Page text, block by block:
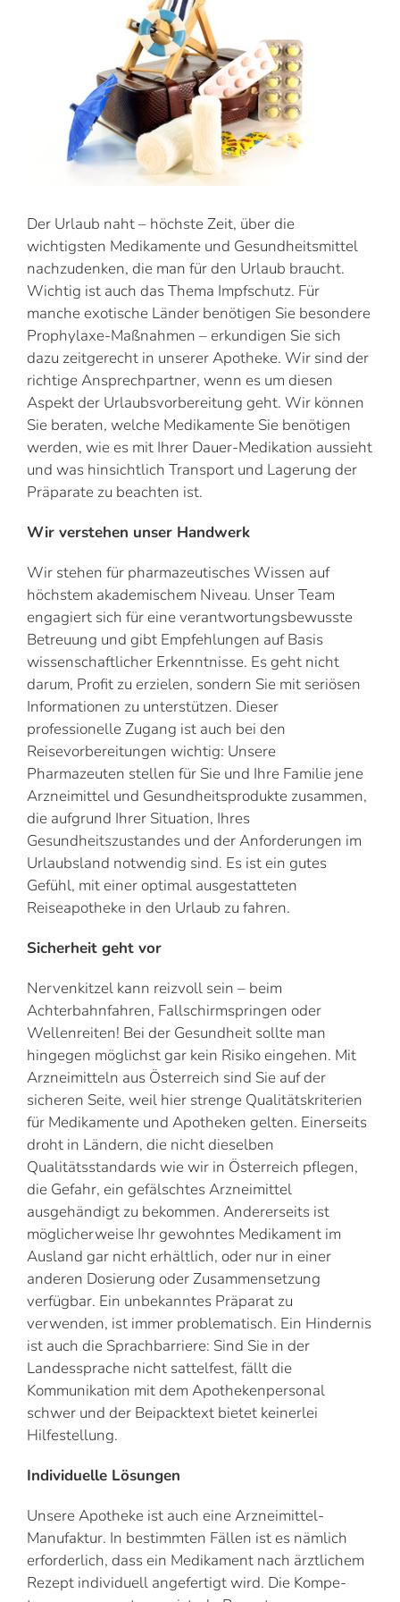
Der Urlaub naht – höchste Zeit, über die
wichtigsten Medikamente und Gesundheitsmittel
nachzudenken, die man für den Urlaub braucht.
Wichtig ist auch das Thema Impfschutz. Für
manche exotische Länder benötigen Sie besondere
Prophylaxe-Maßnahmen – erkundigen Sie sich
dazu zeitgerecht in unserer Apotheke. Wir sind der
richtige Ansprechpartner, wenn es um diesen
Aspekt der Urlaubsvorbereitung geht. Wir können
Sie beraten, welche Medikamente Sie benötigen
werden, wie es mit Ihrer Dauer-Medikation aussieht
und was hinsichtlich Transport und Lagerung der
Präparate zu beachten ist.
Wir verstehen unser Handwerk
Wir stehen für pharmazeutisches Wissen auf
höchstem akademischem Niveau. Unser Team
engagiert sich für eine verantwortungsbewusste
Betreuung und gibt Empfehlungen auf Basis
wissenschaftlicher Erkenntnisse. Es geht nicht
darum, Profit zu erzielen, sondern Sie mit seriösen
Informationen zu unterstützen. Dieser
professionelle Zugang ist auch bei den
Reisevorbereitungen wichtig: Unsere
Pharmazeuten stellen für Sie und Ihre Familie jene
Arzneimittel und Gesundheitsprodukte zusammen,
die aufgrund Ihrer Situation, Ihres
Gesundheitszustandes und der Anforderungen im
Urlaubsland notwendig sind. Es ist ein gutes
Gefühl, mit einer optimal ausgestatteten
Reiseapotheke in den Urlaub zu fahren.
Sicherheit geht vor
Nervenkitzel kann reizvoll sein – beim
Achterbahnfahren, Fallschirmspringen oder
Wellenreiten! Bei der Gesundheit sollte man
hingegen möglichst gar kein Risiko eingehen. Mit
Arzneimitteln aus Österreich sind Sie auf der
sicheren Seite, weil hier strenge Qualitätskriterien
für Medikamente und Apotheken gelten. Einerseits
droht in Ländern, die nicht dieselben
Qualitätsstandards wie wir in Österreich pflegen,
die Gefahr, ein gefälschtes Arzneimittel
ausgehändigt zu bekommen. Andererseits ist
möglicherweise Ihr gewohntes Medikament im
Ausland gar nicht erhältlich, oder nur in einer
anderen Dosierung oder Zusammensetzung
verfügbar. Ein unbekanntes Präparat zu
verwenden, ist immer problematisch. Ein Hindernis
ist auch die Sprachbarriere: Sind Sie in der
Landessprache nicht sattelfest, fällt die
Kommunikation mit dem Apothekenpersonal
schwer und der Beipacktext bietet keinerlei
Hilfestellung.
Individuelle Lösungen
Unsere Apotheke ist auch eine Arzneimittel-
Manufaktur. In bestimmten Fällen ist es nämlich
erforderlich, dass ein Medikament nach ärztlichem
Rezept individuell angefertigt wird. Die Kompe-